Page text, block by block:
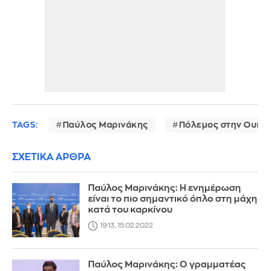
TAGS: Παύλος Μαρινάκης Πόλεμος στην
ΣΧΕΤΙΚΑ ΑΡΘΡΑ
Παύλος Μαρινάκης: Η ενημέρωση
είναι το πιο σημαντικό όπλο στη μάχη
κατά του καρκίνου
19:13, 15.02.2022
Παύλος Μαρινάκης: Ο γραμματέας